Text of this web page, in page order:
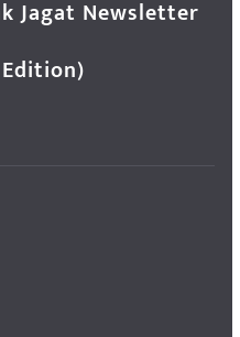
Jagat Newsletter